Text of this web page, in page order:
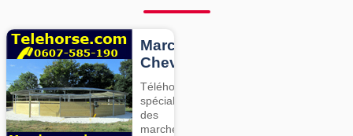
Marcheurs
Chevaux
Téléhorse,
spécialiste
des
marcheurs